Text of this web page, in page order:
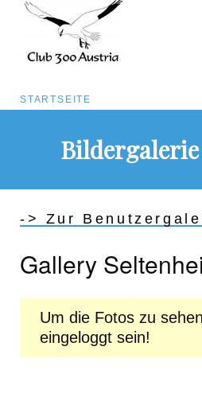
Inhalt
Pfadnavigation
STARTSEITE
-> Zur
Gallery
Um die Fotos zu
eingeloggt sein!